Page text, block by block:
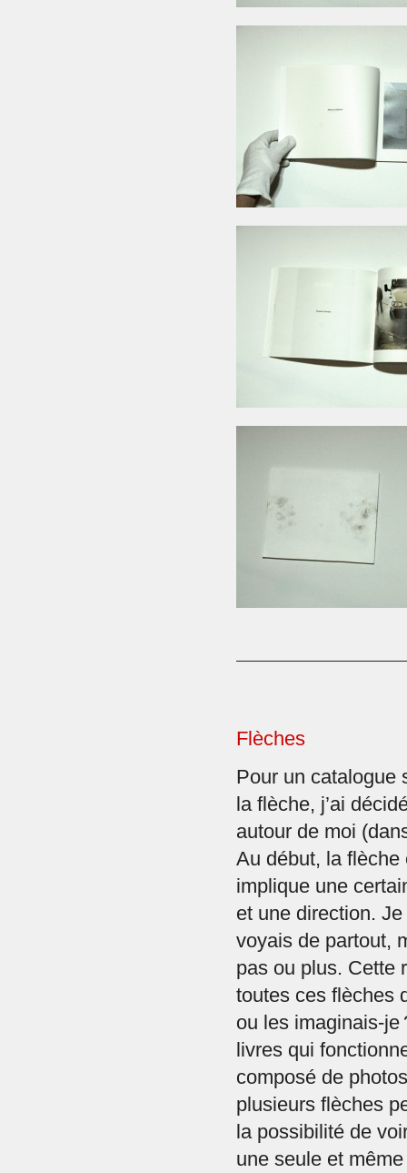
Flèches
Pour un catalogue
la flèche, j’ai
autour de moi
Au début, la
implique une
et une direction.
voyais de partout,
pas ou plus. Cette
toutes ces flèches
ou les imaginais-je
livres qui
composé de
plusieurs flèches
la possibilité de
une seule et